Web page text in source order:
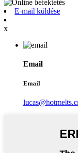
E-mail küldése
x
Email
Email